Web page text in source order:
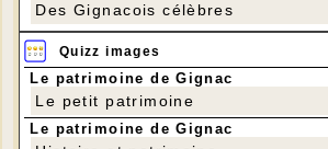
5- Divers.
Des Gignacois célèbres
Quizz images
Le patrimoine de Gignac
Le petit patrimoine
Le patrimoine de Gignac